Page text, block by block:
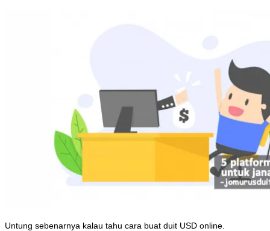
Untung sebenarnya kalau tahu cara buat duit USD online.